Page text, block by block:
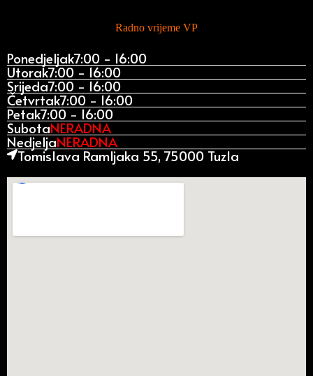
Radno vrijeme VP
Ponedjeljak7:00 - 16:00
Utorak7:00 - 16:00
Srijeda7:00 - 16:00
Četvrtak7:00 - 16:00
Petak7:00 - 16:00
SubotaNERADNA
NedjeljaNERADNA
Tomislava Ramljaka 55, 75000 Tuzla